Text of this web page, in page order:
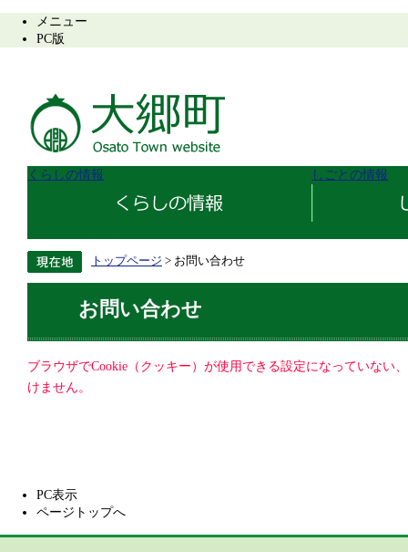
メニュー
PC版
くらしの情報 しごとの情報
トップページ > お問い合わせ
お問い合わせ
ブラウザでCookie（クッキー）が使用できる設定になっていない
けません。
PC表示
ページトップへ